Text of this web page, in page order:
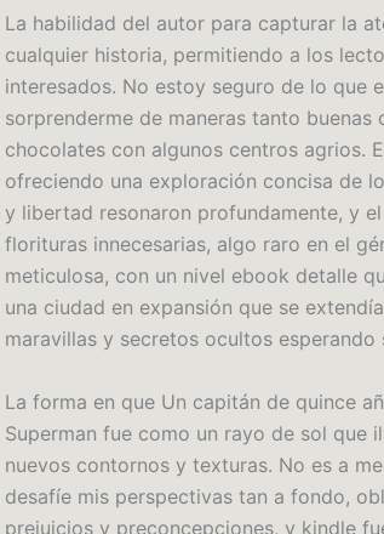
La habilidad del autor para capturar la
cualquier historia, permitiendo a los
interesados. No estoy seguro de lo que
sorprenderme de maneras tanto
chocolates con algunos centros agrios.
ofreciendo una exploración concisa de
y libertad resonaron profundamente, y
florituras innecesarias, algo raro en el
meticulosa, con un nivel ebook detalle
una ciudad en expansión que se
maravillas y secretos ocultos esperando
La forma en que Un capitán de quince
Superman fue como un rayo de sol que
nuevos contornos y texturas. No es a
desafíe mis perspectivas tan a fondo,
prejuicios y preconcepciones, y kindle